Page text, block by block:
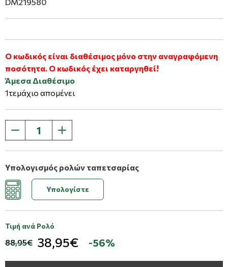
Ο κωδικός είναι διαθέσιμος μόνο στην αναγραφόμενη
ποσότητα. Ο κωδικός έχει καταργηθεί!
Άμεσα Διαθέσιμο
1τεμάχιο απομένει
Υπολογισμός ρολών ταπετσαρίας
Υπολογίστε
Τιμή ανά Ρολό
88,95€ 38,95€ -56%